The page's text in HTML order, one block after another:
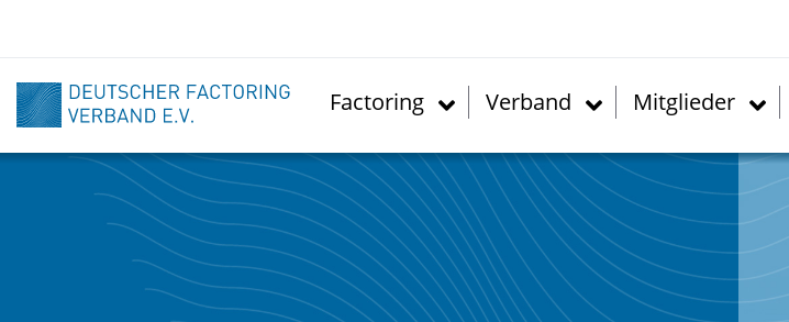
Factoring Verband Mitglieder